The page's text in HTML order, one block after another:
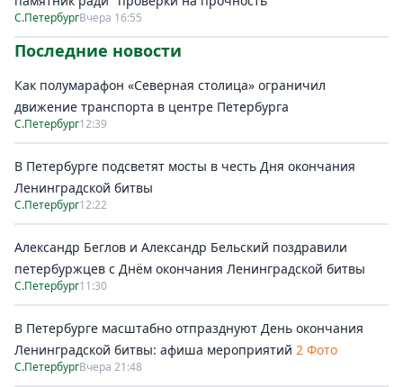
С.ПетербургВчера 16:55
Последние новости
Как полумарафон «Северная столица» ограничил
движение транспорта в центре Петербурга
С.Петербург12:39
В Петербурге подсветят мосты в честь Дня окончания
Ленинградской битвы
С.Петербург12:22
Александр Беглов и Александр Бельский поздравили
петербуржцев с Днём окончания Ленинградской битвы
С.Петербург11:30
В Петербурге масштабно отпразднуют День окончания
Ленинградской битвы: афиша мероприятий 2 Фото
С.ПетербургВчера 21:48